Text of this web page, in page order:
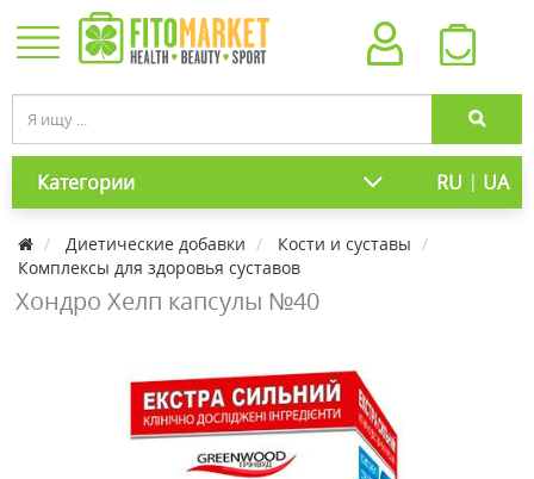
Категории RU | UA
Диетические добавки
Кости и суставы
Комплексы для здоровья суставов
Хондро Хелп капсулы №40